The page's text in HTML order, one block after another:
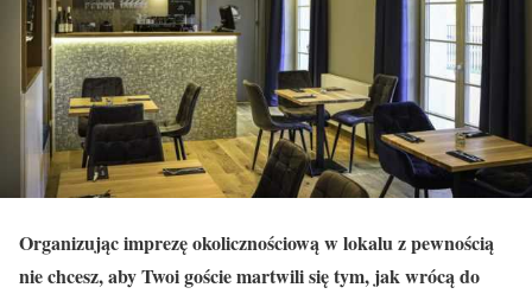
Organizując imprezę okolicznościową w lokalu z pewnością
nie chcesz, aby Twoi goście martwili się tym, jak wrócą do